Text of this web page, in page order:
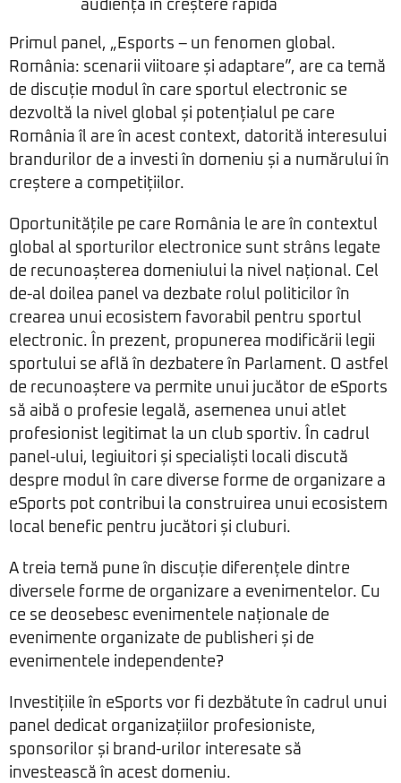
audiență în creștere rapidă
Primul panel, „Esports – un fenomen global.
România: scenarii viitoare și adaptare”, are ca temă
de discuție modul în care sportul electronic se
dezvoltă la nivel global și potențialul pe care
România îl are în acest context, datorită interesului
brandurilor de a investi în domeniu și a numărului în
creștere a competițiilor.
Oportunitățile pe care România le are în contextul
global al sporturilor electronice sunt strâns legate
de recunoașterea domeniului la nivel național. Cel
de-al doilea panel va dezbate rolul politicilor în
crearea unui ecosistem favorabil pentru sportul
electronic. În prezent, propunerea modificării legii
sportului se află în dezbatere în Parlament. O astfel
de recunoaștere va permite unui jucător de eSports
să aibă o profesie legală, asemenea unui atlet
profesionist legitimat la un club sportiv. În cadrul
panel-ului, legiuitori și specialiști locali discută
despre modul în care diverse forme de organizare a
eSports pot contribui la construirea unui ecosistem
local benefic pentru jucători și cluburi.
A treia temă pune în discuție diferențele dintre
diversele forme de organizare a evenimentelor. Cu
ce se deosebesc evenimentele naționale de
evenimente organizate de publisheri și de
evenimentele independente?
Investițiile în eSports vor fi dezbătute în cadrul unui
panel dedicat organizațiilor profesioniste,
sponsorilor și brand-urilor interesate să
investească în acest domeniu.